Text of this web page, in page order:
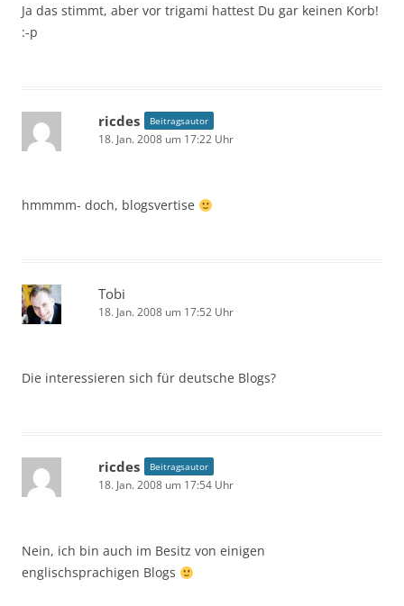
Ja das stimmt, aber vor trigami hattest Du gar keinen Korb!
:-p
ricdes Beitragsautor
18. Jan. 2008 um 17:22 Uhr
hmmmm- doch, blogsvertise
Tobi
18. Jan. 2008 um 17:52 Uhr
Die interessieren sich für deutsche Blogs?
ricdes Beitragsautor
18. Jan. 2008 um 17:54 Uhr
Nein, ich bin auch im Besitz von einigen
englischsprachigen Blogs